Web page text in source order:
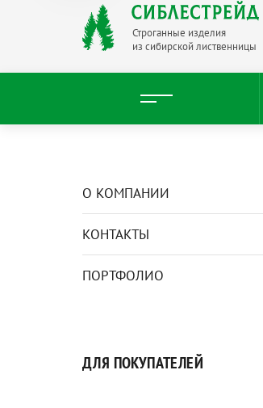
Строганные изделия
из сибирской лиственницы
О КОМПАНИИ
КОНТАКТЫ
ПОРТФОЛИО
ДЛЯ ПОКУПАТЕЛЕЙ